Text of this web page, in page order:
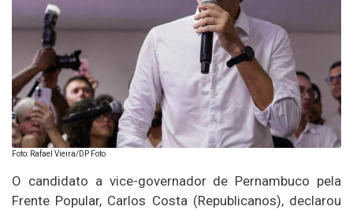
Foto: Rafael Vieira/DP Foto
O candidato a vice-governador de Pernambuco pela
Frente Popular, Carlos Costa (Republicanos), declarou